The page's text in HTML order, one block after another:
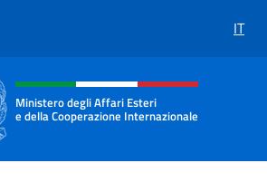
IT
social e menù
Ministero degli Affari Esteri
e della Cooperazione Internazionale